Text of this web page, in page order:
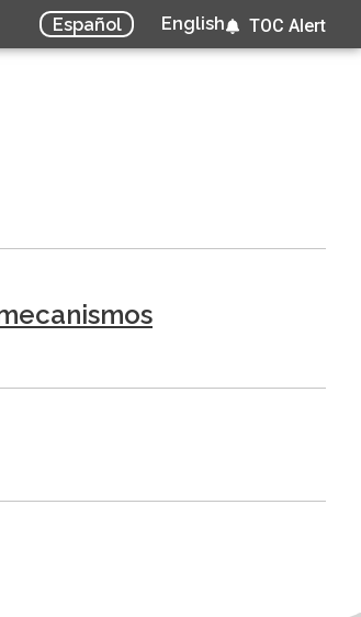
Español English TOC Alert